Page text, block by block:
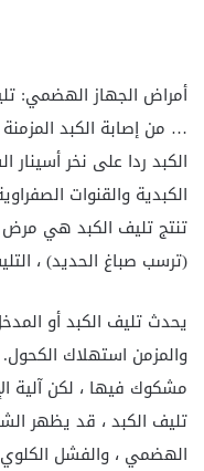
أمراض الجهاز الهضمي:
… من إصابة الكبد
الكبد ردا على نخر
الكبدية والقنوات
تنتج تليف الكبد هي مرض
(ترسب صباغ الحديد) ،
يحدث تليف الكبد أو
والمزمن استهلاك الكحول.
مشكوك فيها ، لكن آلية
تليف الكبد ، قد يظهر
الهضمي ، والفشل